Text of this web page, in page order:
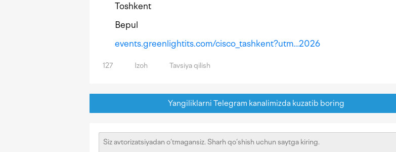
Toshkent
Bepul
events.greenlightits.com/cisco_tashkent?utm…2026
127 Izoh Tavsiya qilish
Yangiliklarni Telegram kanalimizda kuzatib boring